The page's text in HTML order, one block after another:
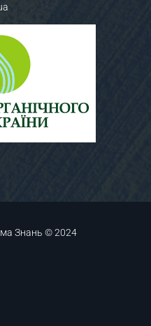
Знань © 2024